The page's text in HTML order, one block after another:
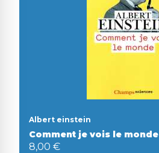
Albert einstein
Comment je vois le monde
8,00 €